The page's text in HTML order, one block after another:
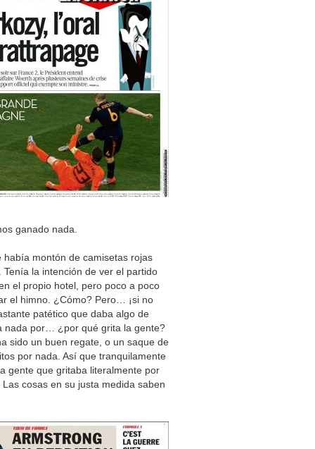
ganado nada.
montón de camisetas rojas
la intención de ver el partido
el propio hotel, pero poco a poco
el himno. ¿Cómo? Pero… ¡si no
patético que daba algo de
nada por… ¿por qué grita la gente?
sido un buen regate, o un saque de
por nada. Así que tranquilamente
gente que gritaba literalmente por
cosas en su justa medida saben